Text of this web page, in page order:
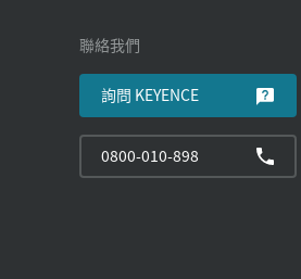
聯絡我們
詢問 KEYENCE
0800-010-898